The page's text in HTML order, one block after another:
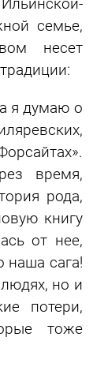
семье,
несет
я думаю о
время,
рода,
книгу
от нее,
наша сага!
но и
потери,
тоже